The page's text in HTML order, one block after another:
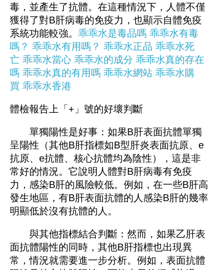
毒，並產生了抗體。在這種情況下，人體不僅
獲得了對B肝病毒的免疫力，也顯示自體免疫
系統功能較強。 乖乖水是毒品嗎 乖乖水有毒
嗎？ 乖乖水有用嗎？ 乖乖水正品 乖乖水死
亡 乖乖水當心 乖乖水的成分 乖乖水真的存在
嗎 乖乖水真的有用嗎 乖乖水網站 乖乖水購
買 乖乖水香港
體檢報告上「+」號的好壞判斷
單獨陽性是好事：如果B肝表面抗體單獨
呈陽性（其他B肝指標如B型肝炎表面抗原、e
抗原、e抗體、核心抗體均為陰性），這是非
常好的情況。它說明人體對B肝病毒有免疫
力，感染B肝的風險較低。例如，在一些B肝高
發生地區，有B肝表面抗體的人感染B肝的幾率
明顯低於沒有抗體的人。
與其他指標結合判斷：然而，如果乙肝表
面抗體陽性的同時，其他B肝指標也出現異
常，情況就需要進一步分析。例如，表面抗體